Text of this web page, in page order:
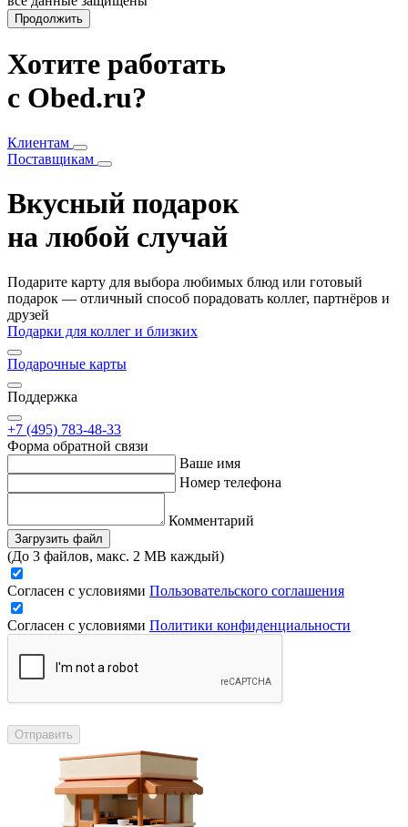
Продолжить
Хотите работать
с Obed.ru?
Клиентам
Поставщикам
Вкусный подарок
на любой случай
Подарите карту для выбора любимых блюд или готовый
подарок — отличный способ порадовать коллег, партнёров и
друзей
Подарки для коллег и близких
Подарочные карты
Поддержка
+7 (495) 783-48-33
Форма обратной связи
Ваше имя
Номер телефона
Комментарий
Загрузить файл
(До 3 файлов, макс. 2 MB каждый)
Согласен с условиями Пользовательского соглашения
Согласен с условиями Политики конфиденциальности
Отправить